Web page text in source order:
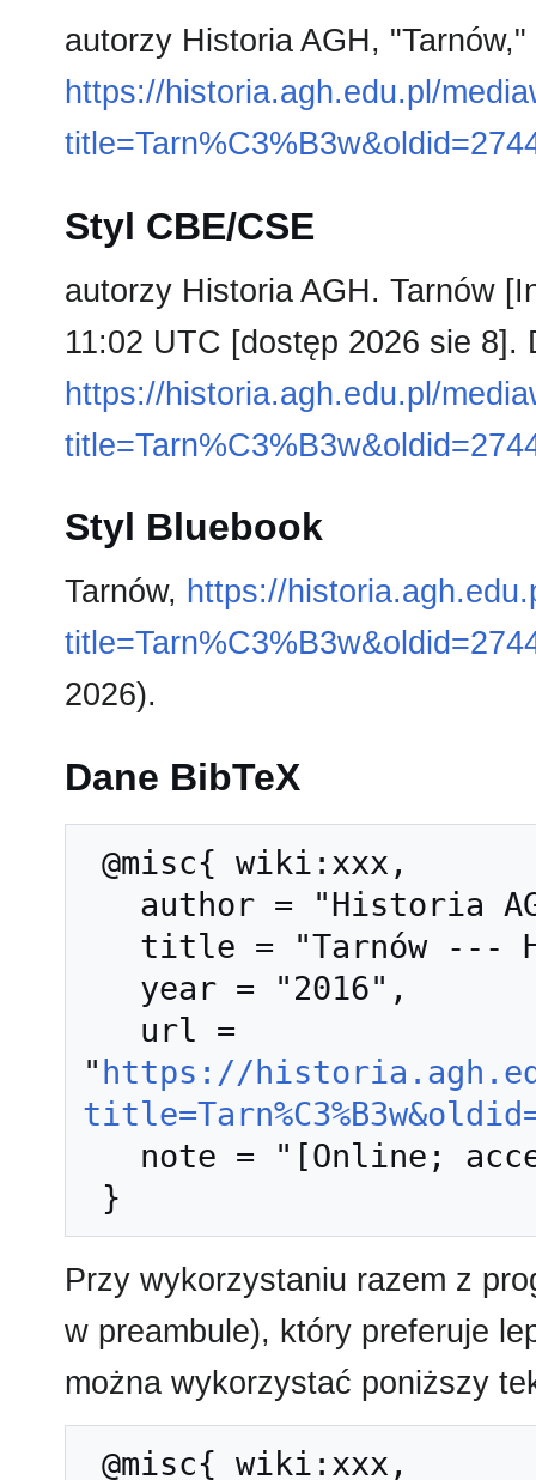
autorzy Historia AGH, "Tarnów,"
https://historia.agh.edu.pl/
Styl CBE/CSE
autorzy Historia AGH. Tarnów
11:02 UTC [dostęp 2026 sie 8].
https://historia.agh.edu.pl/
Styl Bluebook
Tarnów, https://
2026).
Dane BibTeX
" https://
Przy wykorzystaniu razem z
w preambule), który preferuje
można wykorzystać poniższy